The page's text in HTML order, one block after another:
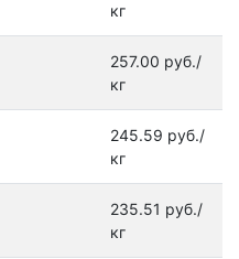
кг
257.00 руб./
кг
245.59 руб./
кг
235.51 руб./
кг